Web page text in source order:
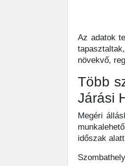
Az adatok
növekvő,
Több
Járási
Megéri
időszak